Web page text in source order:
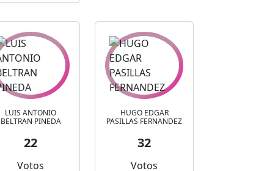
LUIS ANTONIO
BELTRAN PINEDA
22
Votos
HUGO EDGAR
PASILLAS FERNANDEZ
32
Votos